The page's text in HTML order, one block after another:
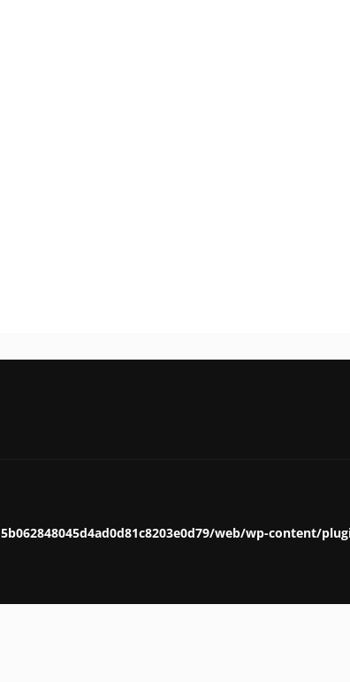
web/wp-content/